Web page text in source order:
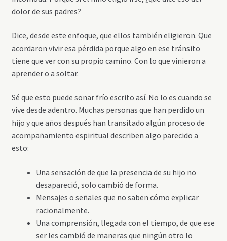
dolor de sus padres?
Dice, desde este enfoque, que ellos también eligieron. Que
acordaron vivir esa pérdida porque algo en ese tránsito
tiene que ver con su propio camino. Con lo que vinieron a
aprender o a soltar.
Sé que esto puede sonar frío escrito así. No lo es cuando se
vive desde adentro. Muchas personas que han perdido un
hijo y que años después han transitado algún proceso de
acompañamiento espiritual describen algo parecido a
esto:
Una sensación de que la presencia de su hijo no
desapareció, solo cambió de forma.
Mensajes o señales que no saben cómo explicar
racionalmente.
Una comprensión, llegada con el tiempo, de que ese
ser les cambió de maneras que ningún otro lo